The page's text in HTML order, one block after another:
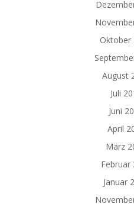
Oktober
August
Juli
Juni
April
März
Februar
Januar